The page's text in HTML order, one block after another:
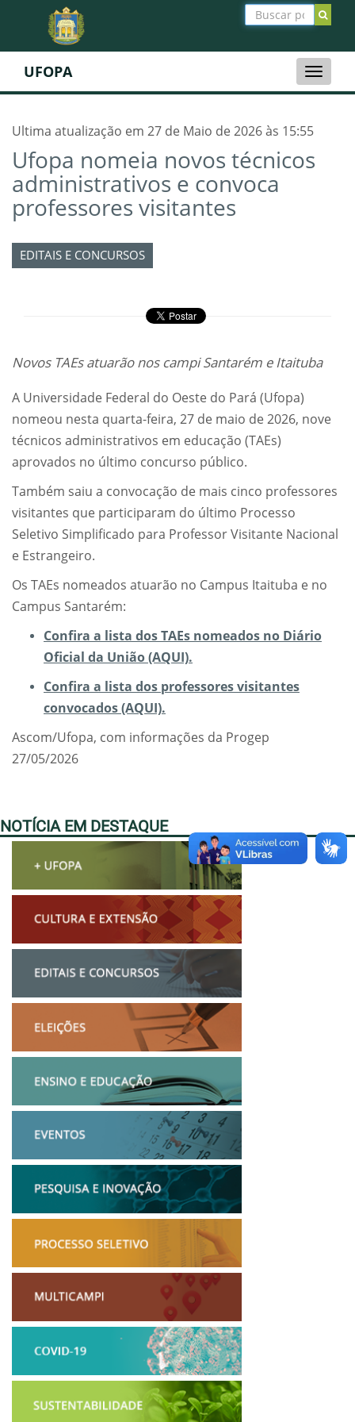
Toggle
UFOPA
Ultima atualização em 27 de Maio de 2026 às 15:55
Ufopa nomeia novos técnicos
administrativos e convoca
professores visitantes
EDITAIS E CONCURSOS
Novos TAEs atuarão nos campi Santarém e Itaituba
A Universidade Federal do Oeste do Pará (Ufopa)
nomeou nesta quarta-feira, 27 de maio de 2026, nove
técnicos administrativos em educação (TAEs)
aprovados no último concurso público.
Também saiu a convocação de mais cinco professores
visitantes que participaram do último Processo
Seletivo Simplificado para Professor Visitante Nacional
e Estrangeiro.
Os TAEs nomeados atuarão no Campus Itaituba e no
Campus Santarém:
Confira a lista dos TAEs nomeados no Diário
Oficial da União (AQUI).
Confira a lista dos professores visitantes
convocados (AQUI).
Ascom/Ufopa, com informações da Progep
27/05/2026
NOTÍCIA EM DESTAQUE